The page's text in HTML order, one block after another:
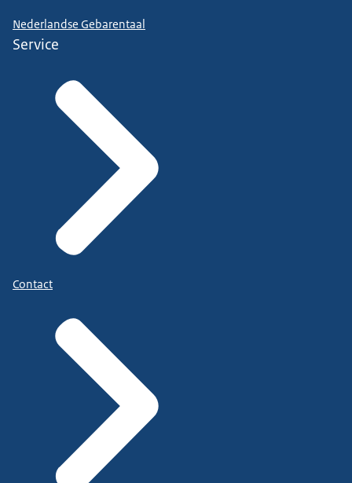
Nederlandse Gebarentaal
Service
Contact